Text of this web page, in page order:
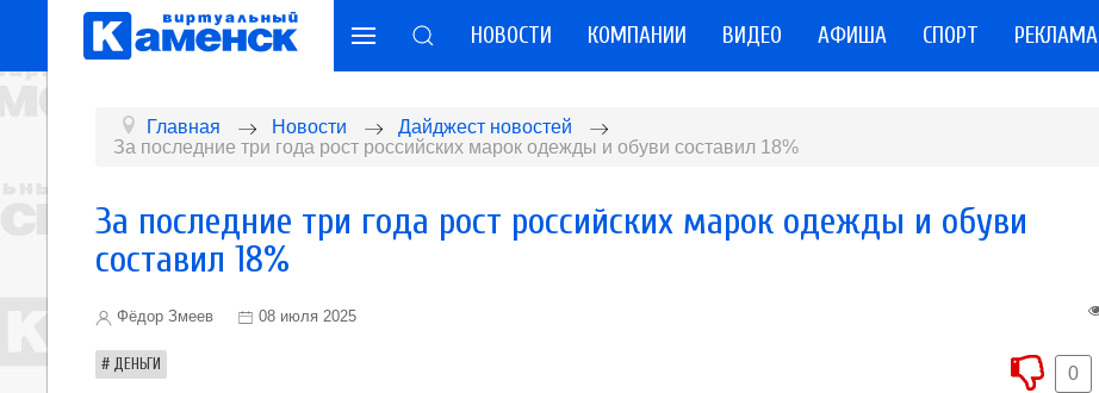
НОВОСТИ КОМПАНИИ ВИДЕО АФИША СПОРТ РЕКЛАМА
Главная Новости
Дайджест новостей
За последние три года рост российских марок одежды и обуви составил 18%
За последние три года рост российских марок одежды и обуви
составил 18%
Фёдор Змеев 08 июля 2025
ДЕНЬГИ 0